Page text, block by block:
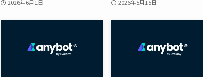
2026年6月1日 2026年5月15日